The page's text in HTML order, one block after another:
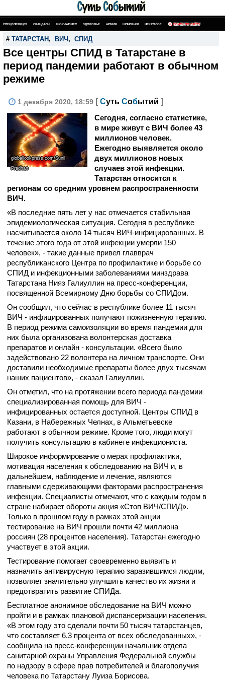
СПЕЦОПЕРАЦИЯ СКАНДАЛЫ ШОУ-БИЗНЕС ЗДОРОВЬЕ АРМИЯ ШПИОНАЖ НЕКРОЛОГ ПОИСК ПО САЙТУ
# ТАТАРСТАН , ВИЧ , СПИД
Все центры СПИД в Татарстане в
период пандемии работают в обычном
режиме
1 декабря 2020, 18:59 [ Суть Событий ]
globallookpress.com/Sunil
Pradhan
Сегодня, согласно статистике,
в мире живут с ВИЧ более 43
миллионов человек.
Ежегодно выявляется около
двух миллионов новых
случаев этой инфекции.
Татарстан относится к
регионам со средним уровнем распространенности
ВИЧ.
«В последние пять лет у нас отмечается стабильная
эпидемиологическая ситуация. Сегодня в республике
насчитывается около 14 тысяч ВИЧ-инфицированных. В
течение этого года от этой инфекции умерли 150
человек», - такие данные привел главврач
республиканского Центра по профилактике и борьбе со
СПИД и инфекционными заболеваниями минздрава
Татарстана Нияз Галиуллин на пресс-конференции,
посвященной Всемирному Дню борьбы со СПИДом.
Он сообщил, что сейчас в республике более 11 тысяч
ВИЧ - инфицированных получают пожизненную терапию.
В период режима самоизоляции во время пандемии для
них была организована волонтерская доставка
препаратов и онлайн - консультации. «Всего было
задействовано 22 волонтера на личном транспорте. Они
доставили необходимые препараты более двух тысячам
наших пациентов», - сказал Галиуллин.
Он отметил, что на протяжении всего периода пандемии
специализированная помощь для ВИЧ -
инфицированных остается доступной. Центры СПИД в
Казани, в Набережных Челнах, в Альметьевске
работают в обычном режиме. Кроме того, люди могут
получить консультацию в кабинете инфекциониста.
Широкое информирование о мерах профилактики,
мотивация населения к обследованию на ВИЧ и, в
дальнейшем, наблюдение и лечение, являются
главными сдерживающими факторами распространения
инфекции. Специалисты отмечают, что с каждым годом в
стране набирает обороты акция «Стоп ВИЧ/СПИД».
Только в прошлом году в рамках этой акции
тестирование на ВИЧ прошли почти 42 миллиона
россиян (28 процентов населения). Татарстан ежегодно
участвует в этой акции.
Тестирование помогает своевременно выявить и
назначить антивирусную терапию заразившимся людям,
позволяет значительно улучшить качество их жизни и
предотвратить развитие СПИДа.
Бесплатное анонимное обследование на ВИЧ можно
пройти и в рамках плановой диспансеризации населения.
«В этом году это сделали почти 50 тысяч татарстанцев,
что составляет 6,3 процента от всех обследованных», -
сообщила на пресс-конференции начальник отдела
санитарной охраны Управления Федеральной службы
по надзору в сфере прав потребителей и благополучия
человека по Татарстану Луиза Борисова.